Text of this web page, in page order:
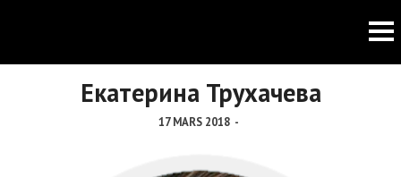
Екатерина Трухачева
17 MARS 2018 -